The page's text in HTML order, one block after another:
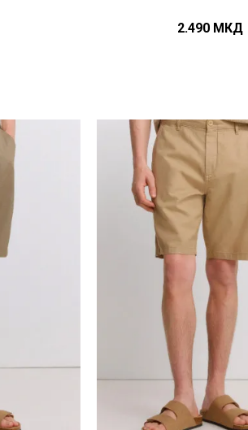
2.490 МКД
Uporedi